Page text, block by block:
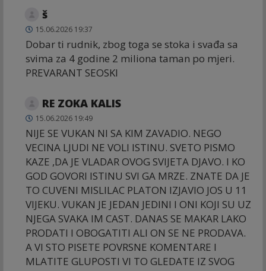
š
15.06.2026 19:37
Dobar ti rudnik, zbog toga se stoka i svađa sa
svima za 4 godine 2 miliona taman po mjeri.
PREVARANT SEOSKI
RE ZOKA KALIS
15.06.2026 19:49
NIJE SE VUKAN NI SA KIM ZAVADIO. NEGO
VECINA LJUDI NE VOLI ISTINU. SVETO PISMO
KAZE ,DA JE VLADAR OVOG SVIJETA DJAVO. I KO
GOD GOVORI ISTINU SVI GA MRZE. ZNATE DA JE
TO CUVENI MISLILAC PLATON IZJAVIO JOS U 11
VIJEKU. VUKAN JE JEDAN JEDINI I ONI KOJI SU UZ
NJEGA SVAKA IM CAST. DANAS SE MAKAR LAKO
PRODATI I OBOGATITI ALI ON SE NE PRODAVA.
A VI STO PISETE POVRSNE KOMENTARE I
MLATITE GLUPOSTI VI TO GLEDATE IZ SVOG